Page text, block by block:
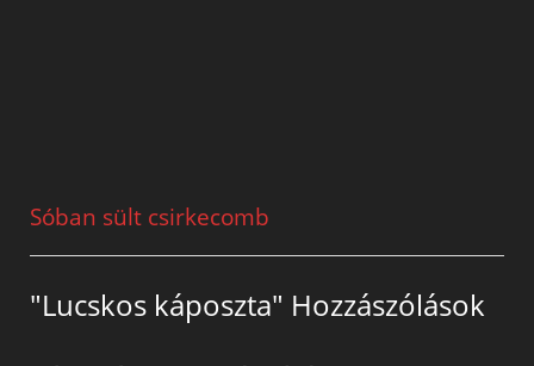
Sóban sült csirkecomb
"Lucskos káposzta" Hozzászólások